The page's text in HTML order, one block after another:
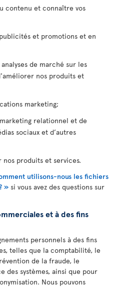
contenu et connaître vos
et promotions et en
de marché sur les
nos produits et
marketing;
relationnel et de
sociaux et d’autres
nos produits et services.
utilisons-nous les fichiers
» si vous avez des questions sur
et à des fins
personnels à des fins
telles que la comptabilité, le
de la fraude, le
des systèmes, ainsi que pour
Nous pouvons